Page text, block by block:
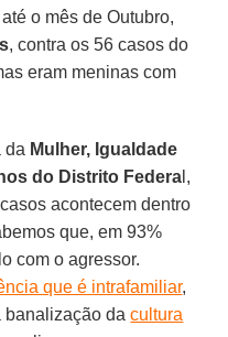
o mês de Outubro,
, contra os 56 casos do
eram meninas com
da Mulher, Igualdade
do Distrito Federa l,
acontecem dentro
que, em 93%
com o agressor.
que é intrafamiliar,
banalização dacultura